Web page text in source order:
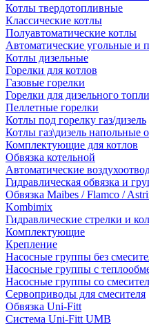
Котлы твердотопливные
Классические котлы
Полуавтоматические котлы
Автоматические угольные и
Котлы дизельные
Горелки для котлов
Газовые горелки
Горелки для дизельного
Пеллетные горелки
Котлы под горелку газ/дизель
Котлы газ\дизель напольные
Комплектующие для котлов
Обвязка котельной
Автоматические
Гидравлическая обвязка и
Обвязка Maibes / Flamco /
Kombimix
Гидравлические стрелки и
Комплектующие
Крепление
Насосные группы без
Насосные группы с
Насосные группы со
Сервоприводы для смесителя
Обвязка Uni-Fitt
Система Uni-Fitt UMB